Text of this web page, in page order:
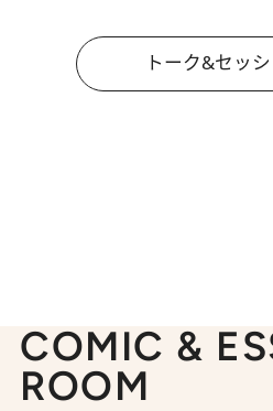
トーク&セッ
COMIC &
ROOM